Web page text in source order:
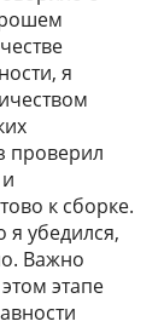
я
проверил
к сборке.
я убедился,
Важно
этапе